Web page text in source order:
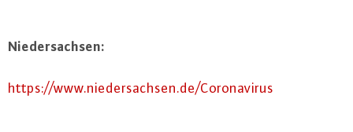
Nie­der­sach­sen:
https://​www.​niedersachsen.​de/​Coronavirus